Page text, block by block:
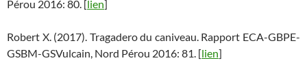
Pérou 2016: 80. [lien]
Robert X. (2017). Tragadero du caniveau. Rapport ECA-GBPE-
GSBM-GSVulcain, Nord Pérou 2016: 81. [lien]